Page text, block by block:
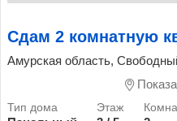
Сдам 2 комнатную
Амурская область,